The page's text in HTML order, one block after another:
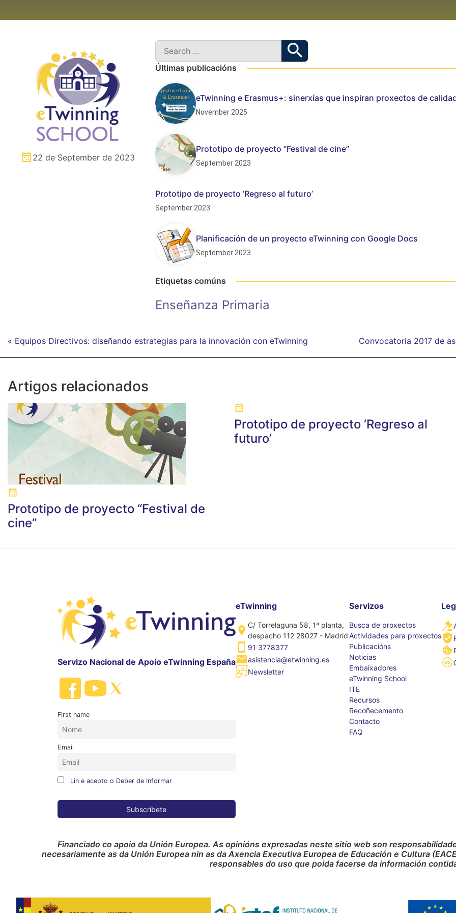
22 de September de 2023
Últimas publicacións
eTwinning e Erasmus+: sinerxías que inspiran proxectos de
November 2025
Prototipo de proyecto “Festival de cine”
September 2023
Prototipo de proyecto ‘Regreso al futuro’
September 2023
Planificación de un proyecto eTwinning con Google Docs
September 2023
Etiquetas comúns
Enseñanza Primaria
« Equipos Directivos: diseñando estrategias para la innovación con eTwinning Convocatoria 2017 de
Artigos relacionados
Prototipo de proyecto “Festival de
cine”
Prototipo de proyecto ‘Regreso al
futuro’
Servizo Nacional de Apoio eTwinning España
First name
Email
Lin e acepto o Deber de Informar
eTwinning
C/ Torrelaguna 58, 1ª planta,
despacho 112 28027 - Madrid
91 3778377
asistencia@etwinning.es
Newsletter
Servizos
Busca de proxectos
Actividades para proxectos
Publicacións
Noticias
Embaixadores
eTwinning School
ITE
Recursos
Recoñecemento
Contacto
FAQ
Financiado co apoio da Unión Europea. As opinións expresadas neste sitio web son
necesariamente as da Unión Europea nin as da Axencia Executiva Europea de Educación e Cultura
responsables do uso que poida facerse da información